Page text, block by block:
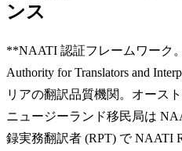
ンス
**NAATI 認証フレームワーク
Authority for Translators and
リアの翻訳品質機関。オース
ニュージーランド移民局は
録実務翻訳者 (RPT) で NAATI